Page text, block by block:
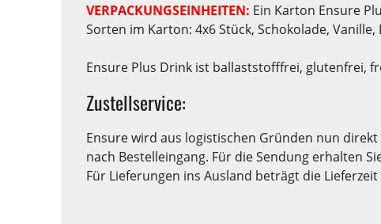
VERPACKUNGSEINHEITEN: Ein Karton Ensure
Sorten im Karton: 4x6 Stück, Schokolade,
Ensure Plus Drink ist ballaststofffrei, glutenfrei,
Zustellservice:
Ensure wird aus logistischen Gründen nun
nach Bestelleingang. Für die Sendung erhalten
Für Lieferungen ins Ausland beträgt die